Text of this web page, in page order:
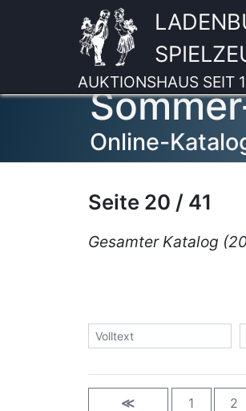
AUKTIONSHAUS SEIT
Online-
Seite 20 / 41
Gesamter Katalog
≪ 1 2